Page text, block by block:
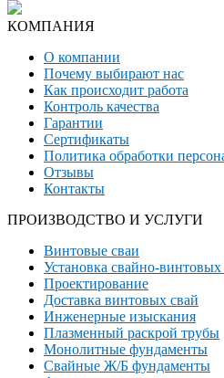
КОМПАНИЯ
О компании
Почему выбирают нас
Как происходит работа
Контроль качества
Гарантии
Сертификаты
Политика обработки
Отзывы
Контакты
ПРОИЗВОДСТВО И УСЛУГИ
Винтовые сваи
Установка свайно-
Проектирование
Доставка винтовых свай
Инженерные изыскания
Плазменный раскрой трубы
Монолитные фундаменты
Свайные Ж/Б фундаменты